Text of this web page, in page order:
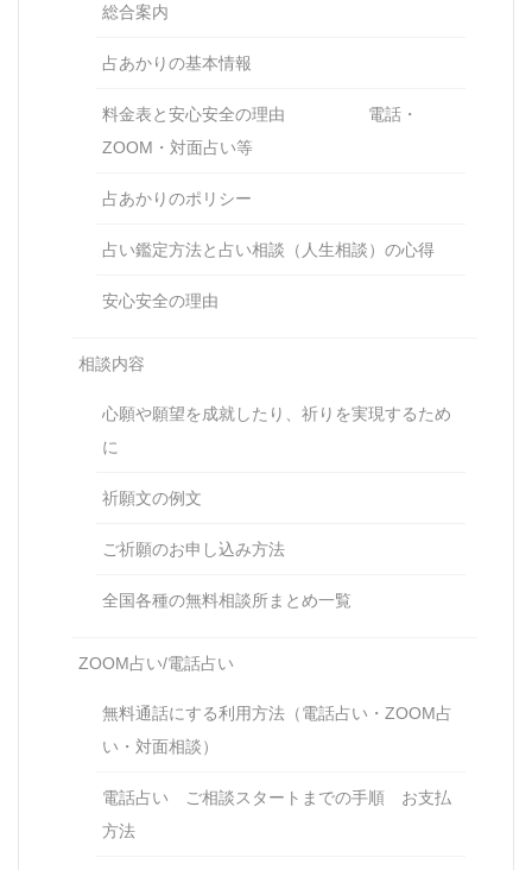
総合案内
占あかりの基本情報
料金表と安心安全の理由 電話・
ZOOM・対面占い等
占あかりのポリシー
占い鑑定方法と占い相談（人生相談）の心得
安心安全の理由
相談内容
心願や願望を成就したり、祈りを実現するため
に
祈願文の例文
ご祈願のお申し込み方法
全国各種の無料相談所まとめ一覧
ZOOM占い/電話占い
無料通話にする利用方法（電話占い・ZOOM占
い・対面相談）
電話占い ご相談スタートまでの手順 お支払
方法